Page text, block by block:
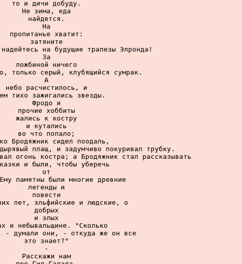
то и дичи добуду.
Не зима, еда
найдется.
На
пропитанье хватит:
затяните
на будущие трапезы Элронда!
За
ложбиной ничего
только серый, клубящийся сумрак.
А
небо расчистилось, и
тихо зажигались звезды.
Фродо и
прочие хоббиты
жались к костру
и кутались
во что попало;
Бродяжник сидел поодаль,
плащ, и задумчиво покуривал трубку.
огонь костра; а Бродяжник стал рассказывать
и были, чтобы уберечь
от
памятны были многие древние
легенды и
повести
лет, эльфийские и людские, о
добрых
и злых
и небывальщине. "Сколько
- думали они, - откуда же он все
это знает?"
-
Расскажи нам